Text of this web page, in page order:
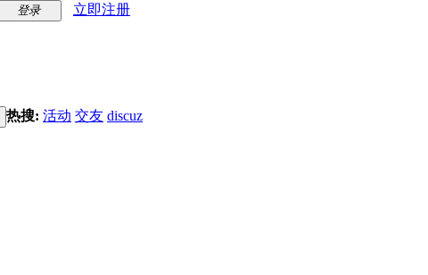
登录
立即注册
热搜: 活动 交友 discuz